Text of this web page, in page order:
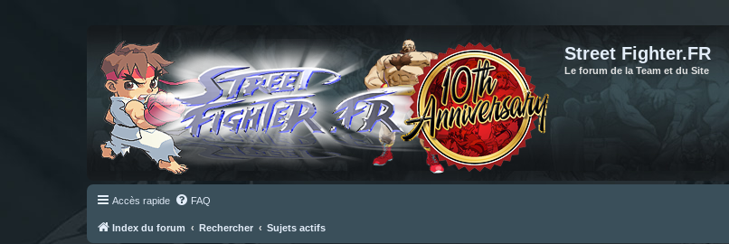
Street Fighter.FR
Le forum de la Team et du Site
Accès rapide FAQ
Index du forum Rechercher Sujets actifs